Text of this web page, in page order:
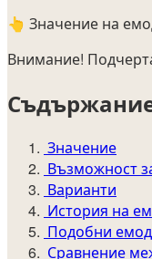
👆 Значение на
Внимание!
Значение
Възможност
Варианти
История на
Подобни
Сравнение